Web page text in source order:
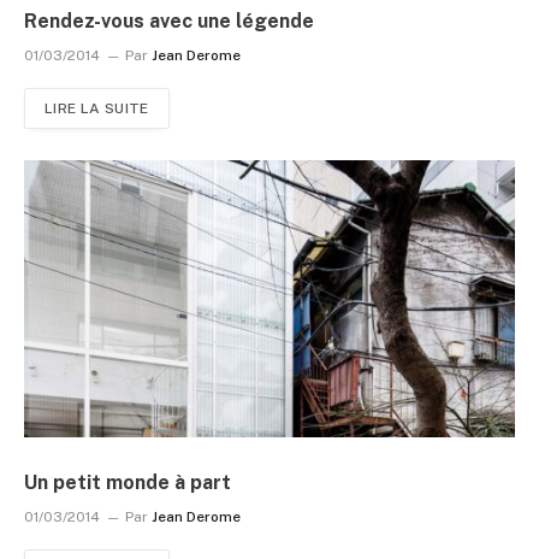
Rendez-vous avec une légende
01/03/2014 Par Jean Derome
LIRE LA SUITE
Un petit monde à part
01/03/2014 Par Jean Derome